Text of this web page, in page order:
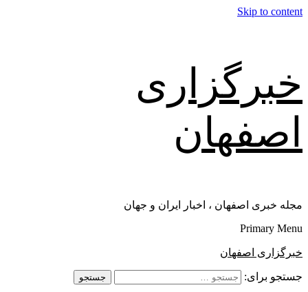
Skip to content
خبرگزاری
اصفهان
مجله خبری اصفهان ، اخبار ایران و جهان
Primary Menu
خبرگزاری اصفهان
جستجو برای: